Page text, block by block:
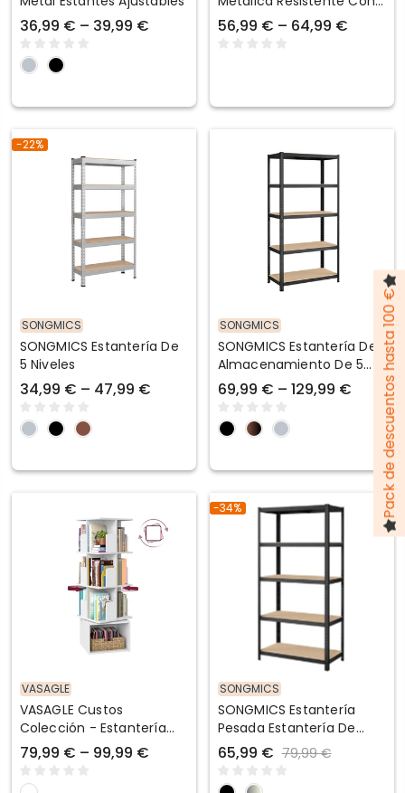
36,99 € – 39,99 €
Estantes Ajustables
56,99 € – 64,99 €
-22%
SONGMICS
SONGMICS Estantería De
5 Niveles
34,99 € – 47,99 €
SONGMICS
SONGMICS Estantería De
Almacenamiento De 5
Niveles
69,99 € – 129,99 €
VASAGLE
VASAGLE Custos
Colección - Estantería
Giratoria Con
Compartimentos
Abiertos Práctica
79,99 € – 99,99 €
-34%
SONGMICS
SONGMICS Estantería
Pesada Estantería De
Acero Montaje Sin
Herramientas
65,99 € 79,99 €
Pack de descuentos hasta 100 €